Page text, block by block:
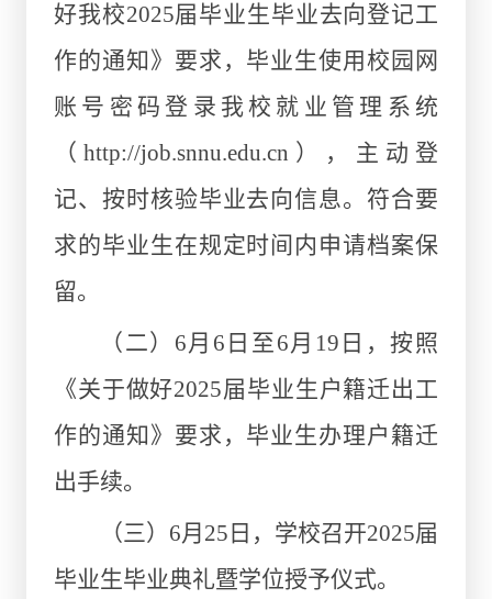
好我校2025届毕业生毕业去向登记工
作的通知》要求，毕业生使用校园网
账号密码登录我校就业管理系统
（http://job.snnu.edu.cn），主动登
记、按时核验毕业去向信息。符合要
求的毕业生在规定时间内申请档案保
留。
（二）6月6日至6月19日，按照
《关于做好2025届毕业生户籍迁出工
作的通知》要求，毕业生办理户籍迁
出手续。
（三）6月25日，学校召开2025届
毕业生毕业典礼暨学位授予仪式。